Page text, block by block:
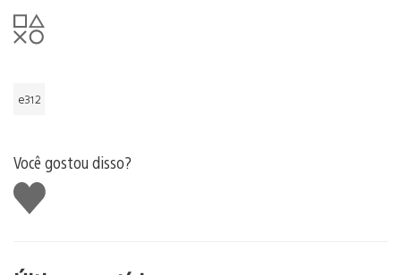
e312
Você gostou disso?
Curtir